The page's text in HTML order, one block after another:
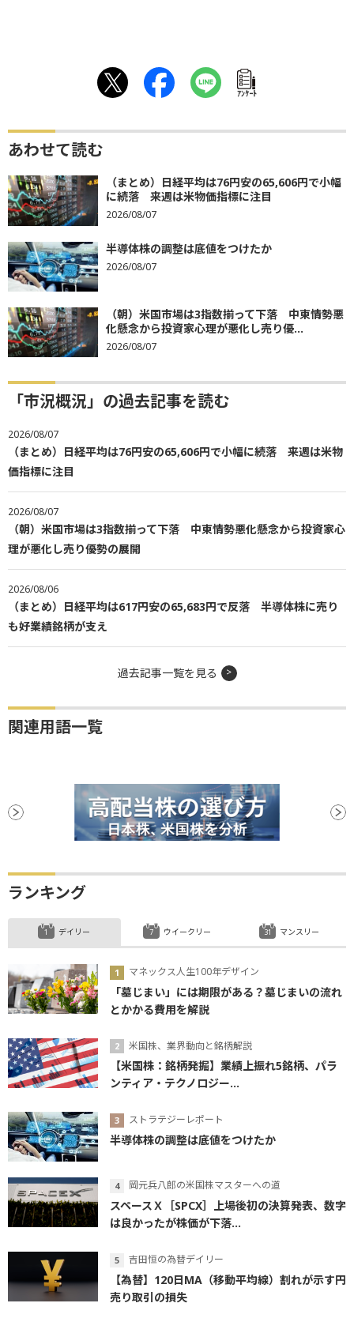
ｱﾝｹｰﾄ
あわせて読む
（まとめ）日経平均は76円安の65,606円で小幅
に続落 来週は米物価指標に注目
2026/08/07
半導体株の調整は底値をつけたか
2026/08/07
（朝）米国市場は3指数揃って下落 中東情勢悪
化懸念から投資家心理が悪化し売り優...
2026/08/07
「市況概況」の過去記事を読む
2026/08/07
（まとめ）日経平均は76円安の65,606円で小幅に続落 来週は米物
価指標に注目
2026/08/07
（朝）米国市場は3指数揃って下落 中東情勢悪化懸念から投資家心
理が悪化し売り優勢の展開
2026/08/06
（まとめ）日経平均は617円安の65,683円で反落 半導体株に売り
も好業績銘柄が支え
過去記事一覧を見る
関連用語一覧
ランキング
デイリー
マネックス人生100年デザイン
「墓じまい」には期限がある？墓じまいの流れ
とかかる費用を解説
米国株、業界動向と銘柄解説
【米国株：銘柄発掘】業績上振れ5銘柄、パラ
ンティア・テクノロジー...
ストラテジーレポート
半導体株の調整は底値をつけたか
岡元兵八郎の米国株マスターへの道
スペースＸ［SPCX］上場後初の決算発表、数字
は良かったが株価が下落...
吉田恒の為替デイリー
【為替】120日MA（移動平均線）割れが示す円
売り取引の損失
ウイークリー マンスリー